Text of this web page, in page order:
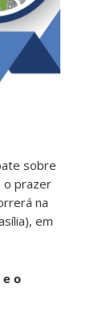
sobre
o prazer
na
em
e o